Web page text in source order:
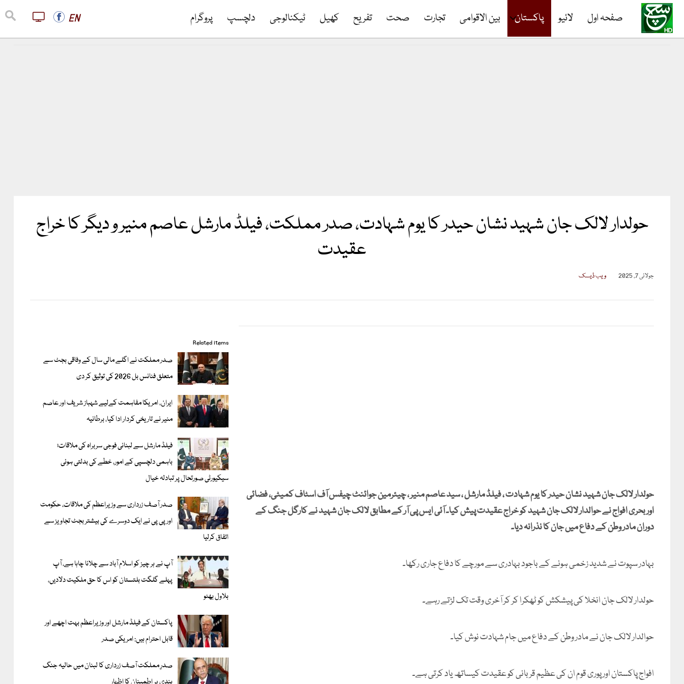
صفحہ اول لائیو پاکستان بین الاقوامی تجارت صحت تفریح کھیل ٹیکنالوجی دلچسپ پروگرام EN
حولدار لالک جان شہید نشان حیدر کا یوم شہادت، صدر مملکت، فیلڈ مارشل عاصم منیر و دیگر کا خراج
عقیدت
جولائی 7, 2025 ویب ڈیسک
حولدار لالک جان شہید نشان حیدر کا یوم شہادت ، فیلڈ مارشل ، سید عاصم منیر ، چیئرمین جوائنٹ چیفس آف اسٹاف کمیٹی، فضائی
اور بحری افواج نے حوالدار لالک جان شہید کو خراج عقیدت پیش کیا۔ آئی ایس پی آر کے مطابق لالک جان شہید نے کارگل جنگ کے
دوران مادر وطن کے دفاع میں جان کا نذرانہ دیا۔
بہادر سپوت نے شدید زخمی ہونے کے باجود بہادری سے مورچے کا دفاع جاری رکھا۔
حولدار لالک جان انخلا کی پیشکش کو ٹھکرا کر کر آخری وقت تک لڑتے رہے۔
حوالدار لالک جان نے مادر وطن کے دفاع میں جام شہادت نوش کیا۔
افواج پاکستان اور پوری قوم ان کی عظیم قربانی کو عقیدت کیساتھ یاد کرتی ہے۔
Related items
صدر مملکت نے اگلے مالی سال کے وفاقی بجٹ سے
متعلق فنانس بل 2026 کی توثیق کر دی
ایران، امریکا مفاہمت کےلیے شہباز شریف اور عاصم
منیر نے تاریخی کردار ادا کیا، برطانیہ
فیلڈ مارشل سے لبنانی فوجی سربراہ کی ملاقات؛
باہمی دلچسپی کے امور، خطے کی بدلتی ہوئی
سیکیورٹی صورتحال پر تبادلہ خیال
صدر آصف زرداری سے وزیراعظم کی ملاقات، حکومت
اور پی پی نے ایک دوسرے کی بیشتر بجٹ تجاویز سے
اتفاق کرلیا
آپ نے ہر چیز کو اسلام آباد سے چلانا چاہا ہے، آپ
پہلے گلگت بلتستان کو اس کا حق ملکیت دلادیں،
بلاول بھٹو
پاکستان کے فیلڈ مارشل اور وزیراعظم بہت اچھے اور
قابل احترام ہیں: امریکی صدر
صدرِ مملکت آصف زرداری کا لبنان میں حالیہ جنگ